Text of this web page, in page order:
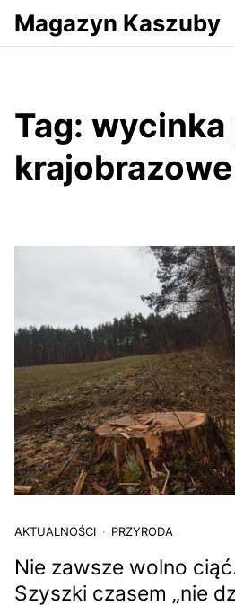
Przejdź do serwisu
Magazyn Kaszuby
Tag: wycinka
krajobrazowe
AKTUALNOŚCI PRZYRODA
Nie zawsze wolno
Szyszki czasem „nie